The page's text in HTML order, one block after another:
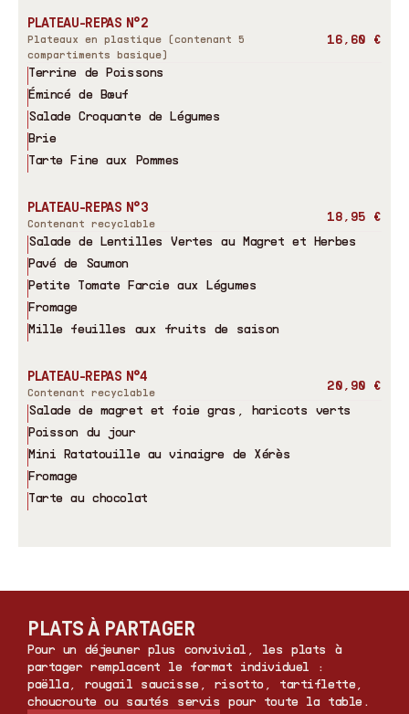
PLATEAU-REPAS N°2
Plateaux en plastique (contenant 5
compartiments basique)
16,60 €
Terrine de Poissons
Émincé de Bœuf
Salade Croquante de Légumes
Brie
Tarte Fine aux Pommes
PLATEAU-REPAS N°3
Contenant recyclable
18,95 €
Salade de Lentilles Vertes au Magret et Herbes
Pavé de Saumon
Petite Tomate Farcie aux Légumes
Fromage
Mille feuilles aux fruits de saison
PLATEAU-REPAS N°4
Contenant recyclable
20,90 €
Salade de magret et foie gras, haricots verts
Poisson du jour
Mini Ratatouille au vinaigre de Xérès
Fromage
Tarte au chocolat
PLATS À PARTAGER
Pour un déjeuner plus convivial, les plats à
partager remplacent le format individuel :
paëlla, rougail saucisse, risotto, tartiflette,
choucroute ou sautés servis pour toute la table.